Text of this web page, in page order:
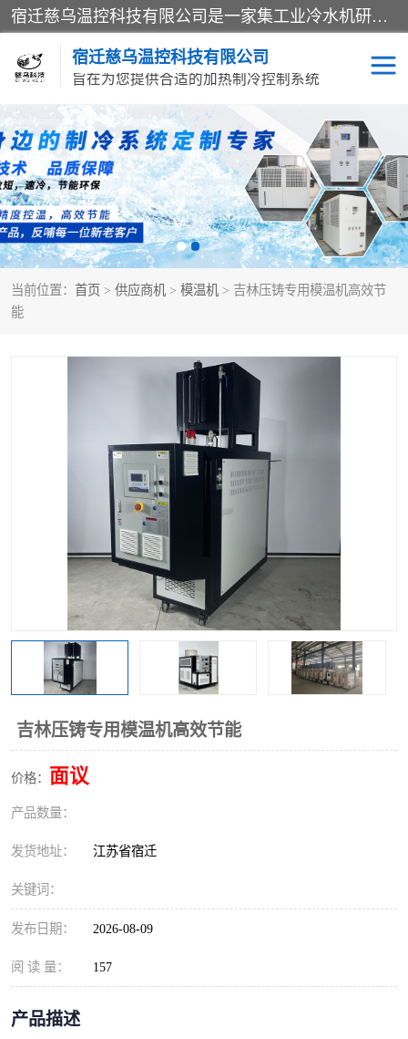
宿迁慈乌温控科技有限公司是一家集工业冷水机研发、制造、营销、服务于一体的技术生产型企业，经营范围包括：冷水机、螺杆式冷水机组、工业冷水机、水冷式冷水机、风冷式冷水机组、风冷螺杆式冷冻机组、冷冻机、注塑专用冷水机、混泥土专用冷水机、低温防爆冷水机组等。专业温控设备供应商 模温机/冷水机/导热油炉定制服务等
宿迁慈乌温控科技有限公司
旨在为您提供合适的加热制冷控制系统
当前位置： 首页 > 供应商机 > 模温机 > 吉林压铸专用模温机高效节
能
吉林压铸专用模温机高效节能
价格： 面议
产品数量：
发货地址： 江苏省宿迁
关键词：
发布日期： 2026-08-09
阅 读 量： 157
产品描述
冷水机 模温机
导热油加热器